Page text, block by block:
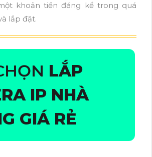
khoản tiền đáng kể trong quá
lắp đặt.
LẮP
IP NHÀ
GIÁ RẺ